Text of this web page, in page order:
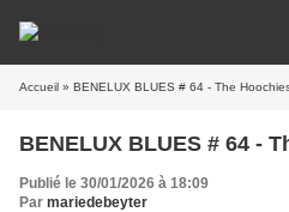
Accueil » BENELUX BLUES # 64 - The
BENELUX BLUES # 64 -
Publié le 30/01/2026 à 18:09
Par mariedebeyter